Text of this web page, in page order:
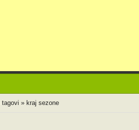
tagovi » kraj sezone